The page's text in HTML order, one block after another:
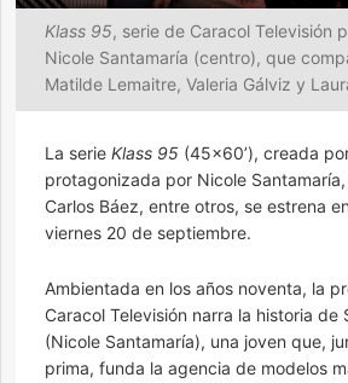
Klass 95, serie de Caracol Televisión
Nicole Santamaría (centro), que
Matilde Lemaitre, Valeria Gálviz y
La serie Klass 95 (45×60’), creada
protagonizada por Nicole
Carlos Báez, entre otros, se estrena
viernes 20 de septiembre.
Ambientada en los años noventa, la
Caracol Televisión narra la historia de
(Nicole Santamaría), una joven que,
prima, funda la agencia de modelos